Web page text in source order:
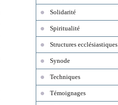
Solidarité
Spiritualité
Structures ecclésiastiques
Synode
Techniques
Témoignages